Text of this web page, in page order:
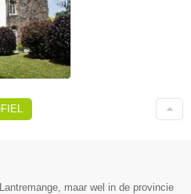
maar wel in de provincie